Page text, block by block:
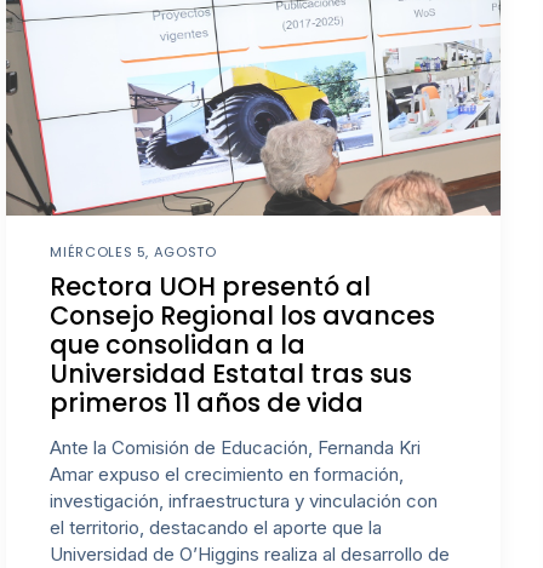
MIÉRCOLES 5, AGOSTO
Rectora UOH presentó al
Consejo Regional los avances
que consolidan a la
Universidad Estatal tras sus
primeros 11 años de vida
Ante la Comisión de Educación, Fernanda Kri
Amar expuso el crecimiento en formación,
investigación, infraestructura y vinculación con
el territorio, destacando el aporte que la
Universidad de O’Higgins realiza al desarrollo de